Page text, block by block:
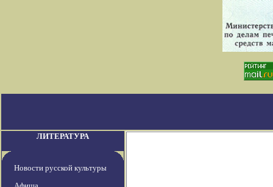
ЛИТЕРАТУРА
Новости русской культуры